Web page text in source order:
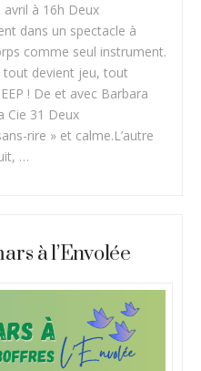
à 16h Deux
dans un spectacle à
comme seul instrument.
tout devient jeu, tout
! De et avec Barbara
Cie 31 Deux
rire » et calme.L’autre
…
à l’Envolée